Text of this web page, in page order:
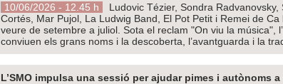
10/06/2026 - 12.45 h
Ludovic Tézier, Sondra
Cortés, Mar Pujol, La Ludwig Band, El Pot Petit i Remei de
veure de setembre a juliol. Sota el reclam "On viu la música",
conviuen els grans noms i la descoberta, l’avantguarda i la
L’SMO impulsa una sessió per ajudar pimes i autònoms